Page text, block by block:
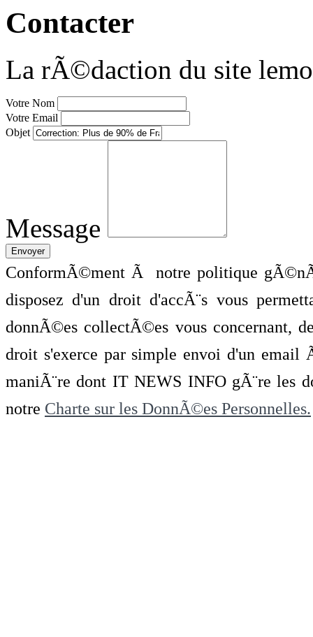
Contacter
La rÃ©daction du site
Votre Nom
Votre Email
Objet
Message
ConformÃ©ment Ã notre politique
disposez d'un droit d'accÃ¨s vous
donnÃ©es collectÃ©es vous concernant,
droit s'exerce par simple envoi d'un
maniÃ¨re dont IT NEWS INFO gÃ¨re les
notre Charte sur les DonnÃ©es Personnelles.